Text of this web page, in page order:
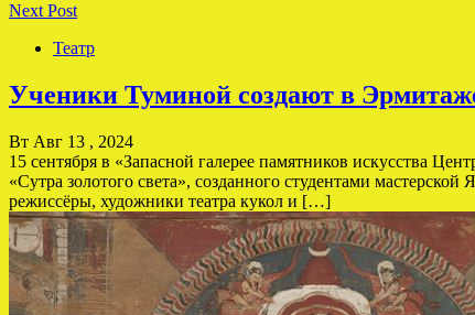
Next Post
Театр
Ученики Туминой создают в
Вт Авг 13 , 2024
15 сентября в «Запасной галерее памятников искусства
«Сутра золотого света», созданного студентами
режиссёры, художники театра кукол и […]